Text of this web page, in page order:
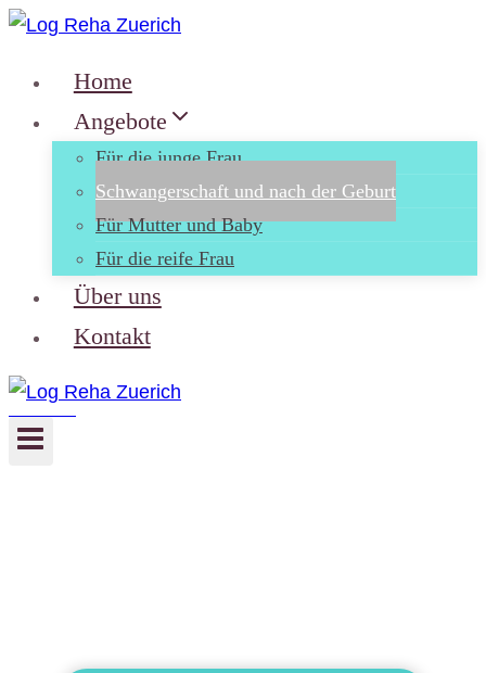
Zum
springenHome
Angebote
Für die junge Frau
Schwangerschaft und nach der Geburt
Für Mutter und Baby
Für die reife Frau
Über uns
Kontakt